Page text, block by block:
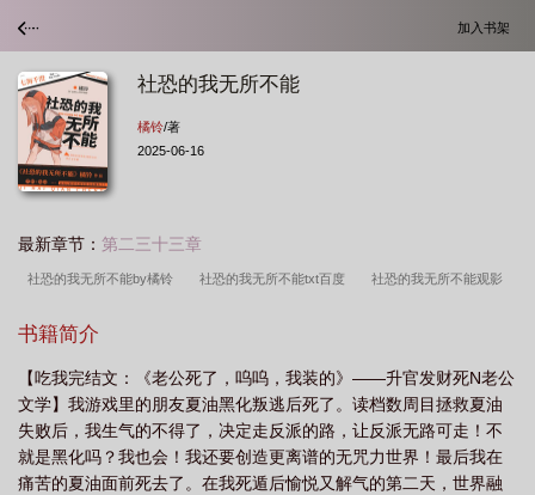
加入书架
社恐的我无所不能
橘铃/著
2025-06-16
最新章节： 第二三十三章
社恐的我无所不能by橘铃 社恐的我无所不能txt百度 社恐的我无所不能观影
txt 社恐的我无所不能免费阅读
无所不能百度 社恐的我无所不能 橘铃 社恐的我无所不能全文免费阅读 社
恐的我无所不能TXT
书籍简介
【吃我完结文：《老公死了，呜呜，我装的》——升官发财死N老公
文学】我游戏里的朋友夏油黑化叛逃后死了。读档数周目拯救夏油
失败后，我生气的不得了，决定走反派的路，让反派无路可走！不
就是黑化吗？我也会！我还要创造更离谱的无咒力世界！最后我在
痛苦的夏油面前死去了。在我死遁后愉悦又解气的第二天，世界融